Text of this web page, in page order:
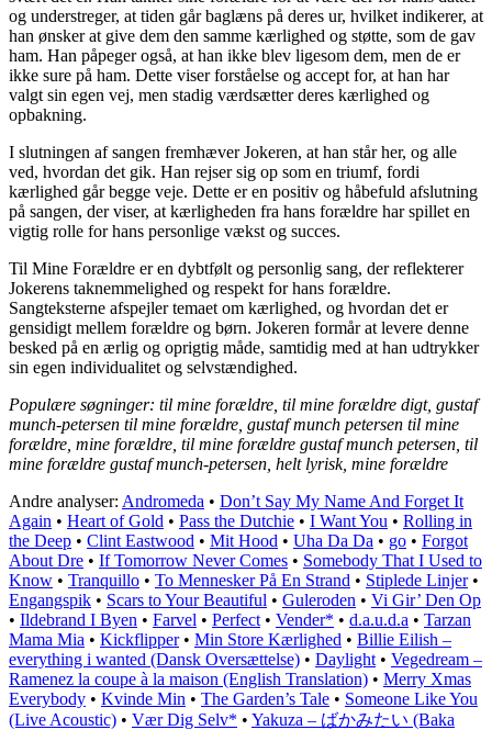
og understreger, at tiden går baglæns på deres ur, hvilket indikerer, at
han ønsker at give dem den samme kærlighed og støtte, som de gav
ham. Han påpeger også, at han ikke blev ligesom dem, men de er
ikke sure på ham. Dette viser forståelse og accept for, at han har
valgt sin egen vej, men stadig værdsætter deres kærlighed og
opbakning.
I slutningen af sangen fremhæver Jokeren, at han står her, og alle
ved, hvordan det gik. Han rejser sig op som en triumf, fordi
kærlighed går begge veje. Dette er en positiv og håbefuld afslutning
på sangen, der viser, at kærligheden fra hans forældre har spillet en
vigtig rolle for hans personlige vækst og succes.
Til Mine Forældre er en dybtfølt og personlig sang, der reflekterer
Jokerens taknemmelighed og respekt for hans forældre.
Sangteksterne afspejler temaet om kærlighed, og hvordan det er
gensidigt mellem forældre og børn. Jokeren formår at levere denne
besked på en ærlig og oprigtig måde, samtidig med at han udtrykker
sin egen individualitet og selvstændighed.
Populære søgninger: til mine forældre, til mine forældre digt, gustaf
munch-petersen til mine forældre, gustaf munch petersen til mine
forældre, mine forældre, til mine forældre gustaf munch petersen, til
mine forældre gustaf munch-petersen, helt lyrisk, mine forældre
Andre analyser: Andromeda • Don’t Say My Name And Forget It
Again • Heart of Gold • Pass the Dutchie • I Want You • Rolling in
the Deep • Clint Eastwood • Mit Hood • Uha Da Da • ​go • Forgot
About Dre • If Tomorrow Never Comes • Somebody That I Used to
Know • Tranquillo • To Mennesker På En Strand • Stiplede Linjer•
Engangspik • Scars to Your Beautiful • Guleroden • Vi Gir’ Den Op
• Ildebrand I Byen • Farvel • Perfect • Vender* • ​d.a.u.d.a • Tarzan
Mama Mia • Kickflipper• Min Store Kærlighed • Billie Eilish –
everything i wanted (Dansk Oversættelse) • Daylight • Vegedream –
Ramenez la coupe à la maison (English Translation) • Merry Xmas
Everybody • Kvinde Min • The Garden’s Tale • Someone Like You
(Live Acoustic) • Vær Dig Selv* • Yakuza – ばかみたい (Baka